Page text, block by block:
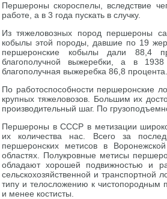
Першероны скороспелы, вследствие
работе, а в 3 года пускать в случку.
Из тяжеловозных пород першероны
кобылы этой породы, давшие по 19
першеронские кобылы дали 88,4
благополучной выжеребки, а в
благополучная выжеребка 86,8 процента.
По работоспособности першеронские
крупных тяжеловозов. Большим их
производительный шаг. По
Першероны в СССР в метизации широко
их количества нас. Всего за
першеронских метисов в
областях. Полукровные метисы
обладают хорошей подвижностью и
сельскохозяйственной и
типу и телосложению к чистопородным
и менее костисты.